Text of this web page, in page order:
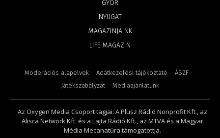
GYŐR
NYUGAT
MAGAZINJAINK
LIFE MAGAZIN
Moderációs alapelvek Adatkezelési tájékoztató
ÁSZF
Játékszabályzat
Médiaajánlatunk
Az Oxygen Media Csoport tagjai: A Plusz Rádió Nonprofit Kft., az
Alisca Network Kft. és a Lajta Rádió Kft., az MTVA és a Magyar
Média Mecanatúra támogatottja.